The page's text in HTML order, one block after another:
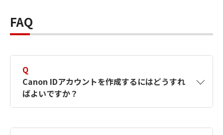
FAQ
Q
Canon IDアカウントを作成するにはどうすれ
ばよいですか？